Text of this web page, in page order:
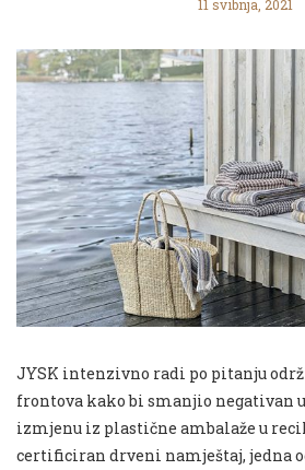
11 svibnja, 2021
JYSK intenzivno radi po pitanju
frontova kako bi smanjio negativan
izmjenu iz plastične ambalaže u
certificiran drveni namještaj, jedna